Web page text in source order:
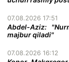
07.08.2026 17:51
Abdel-Aziz:
majbur qiladi"
07.08.2026 16:12